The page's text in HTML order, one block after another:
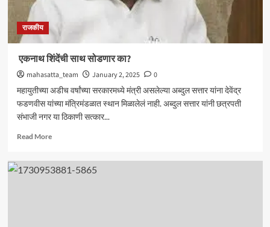
राजकीय
एकनाथ शिंदेंची साथ सोडणार का?
mahasatta_team January 2, 2025
0
महायुतीच्या अडीच वर्षांच्या सरकारमध्ये मंत्री असलेल्या अब्दुल सत्तार यांना देवेंद्र
फडणवीस यांच्या मंत्रिमंडळात स्थान मिळालेलं नाही. अब्दुल सत्तार यांनी छत्रपती
संभाजी नगर या ठिकाणी सत्कार...
Read MoreRead
एकनाथ